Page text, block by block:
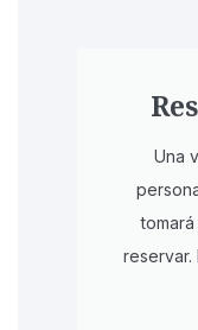
Una
reservar.